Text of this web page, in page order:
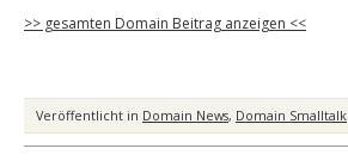
>> gesamten Domain Beitrag anzeigen <<
Veröffentlicht in Domain News, Domain Smalltalk